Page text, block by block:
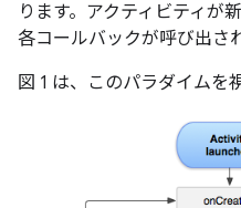
ります。アクティビティが
各コールバックが呼び出さ
図 1 は、このパラダイムを